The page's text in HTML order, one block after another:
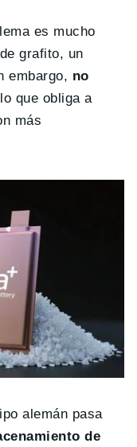
es mucho
grafito, un
embargo, no
que obliga a
más
alemán pasa
de